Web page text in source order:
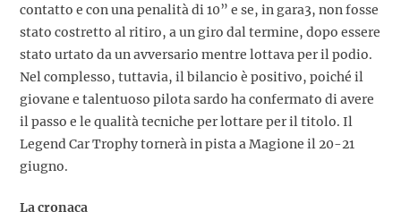
contatto e con una penalità di 10” e se, in gara3, non fosse
stato costretto al ritiro, a un giro dal termine, dopo essere
stato urtato da un avversario mentre lottava per il podio.
Nel complesso, tuttavia, il bilancio è positivo, poiché il
giovane e talentuoso pilota sardo ha confermato di avere
il passo e le qualità tecniche per lottare per il titolo. Il
Legend Car Trophy tornerà in pista a Magione il 20-21
giugno.
La cronaca